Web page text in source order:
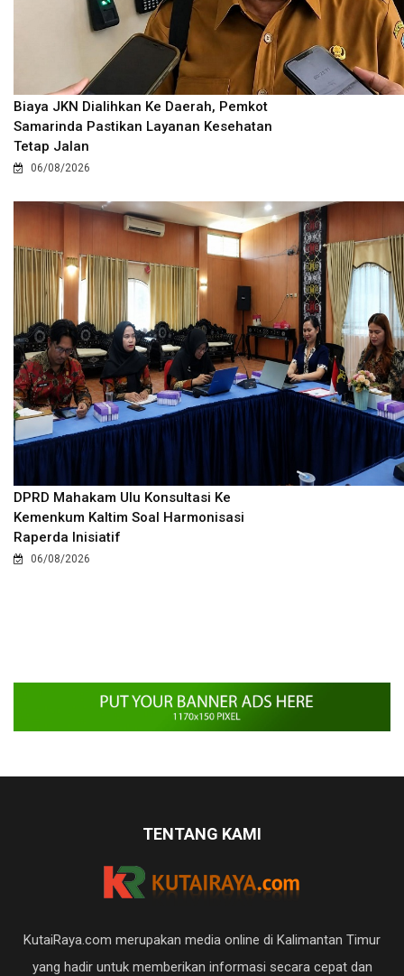
Biaya JKN Dialihkan Ke Daerah, Pemkot
Samarinda Pastikan Layanan Kesehatan
Tetap Jalan
06/08/2026
DPRD Mahakam Ulu Konsultasi Ke
Kemenkum Kaltim Soal Harmonisasi
Raperda Inisiatif
06/08/2026
TENTANG KAMI
KutaiRaya.com merupakan media online di Kalimantan Timur
yang hadir untuk memberikan informasi secara cepat dan